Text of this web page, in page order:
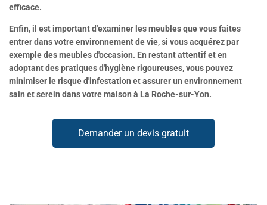
efficace.
Enfin, il est important d'examiner les meubles que vous faites
entrer dans votre environnement de vie, si vous acquérez par
exemple des meubles d'occasion. En restant attentif et en
adoptant des pratiques d'hygiène rigoureuses, vous pouvez
minimiser le risque d'infestation et assurer un environnement
sain et serein dans votre maison à La Roche-sur-Yon.
Demander un devis gratuit